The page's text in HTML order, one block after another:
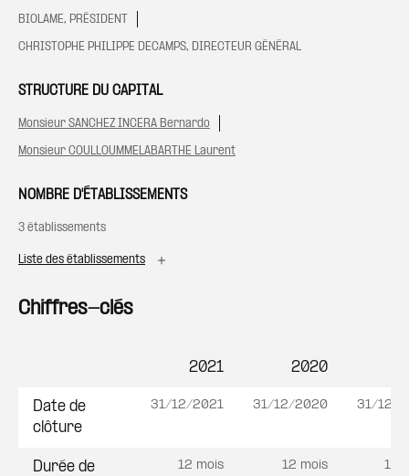
BIOLAME, PRÉSIDENT
CHRISTOPHE PHILIPPE DECAMPS, DIRECTEUR GÉNÉRAL
STRUCTURE DU CAPITAL
Monsieur SANCHEZ INCERA Bernardo
Monsieur COULLOUMMELABARTHE Laurent
NOMBRE D'ÉTABLISSEMENTS
3 établissements
Liste des établissements
Chiffres-clés
2021 2020
Date de
clôture
31/12/2021 31/12/2020 31/12/
Durée de
12 mois 12 mois 12